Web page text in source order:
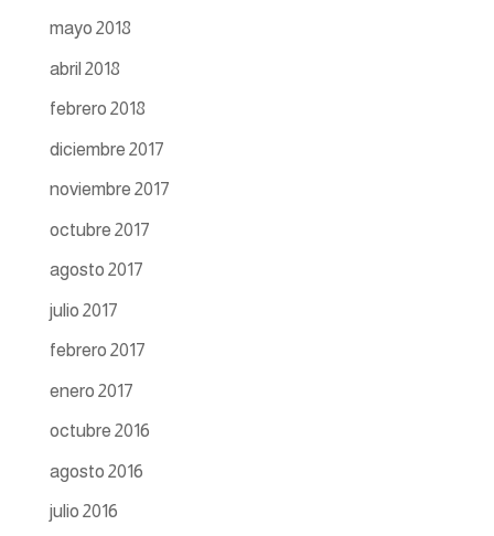
mayo 2018
abril 2018
febrero 2018
diciembre 2017
noviembre 2017
octubre 2017
agosto 2017
julio 2017
febrero 2017
enero 2017
octubre 2016
agosto 2016
julio 2016